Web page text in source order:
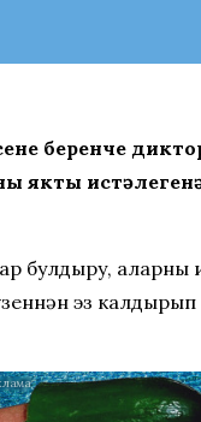
беренче
якты
булдыру,
эз